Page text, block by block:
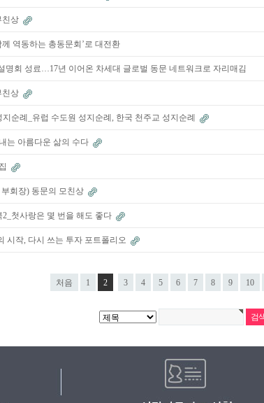
친상
역동하는 총동문회’로 대전환
명회 성료…17년 이어온 차세대 글로벌 동문 네트워크로 자리매김
친상
순례_유럽 수도원 성지순례, 한국 천주교 성지순례
는 아름다운 삶의 수다
회장) 동문의 모친상
첫사랑은 몇 번을 해도 좋다
시작, 다시 쓰는 투자 포트폴리오
처음 1 2 3 4 5 6 7 8 9 10